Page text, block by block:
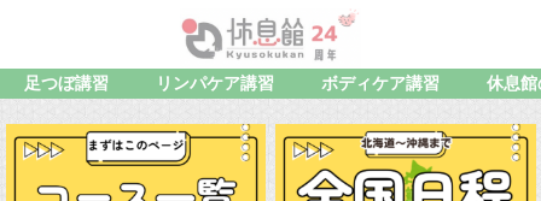
足つぼ講習 リンパケア講習 ボディケア講習 休息